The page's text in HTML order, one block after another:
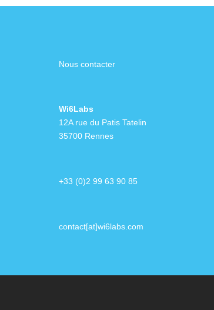
Nous contacter
Wi6Labs
12A rue du Patis Tatelin
35700 Rennes
+33 (0)2 99 63 90 85
contact[at]wi6labs.com